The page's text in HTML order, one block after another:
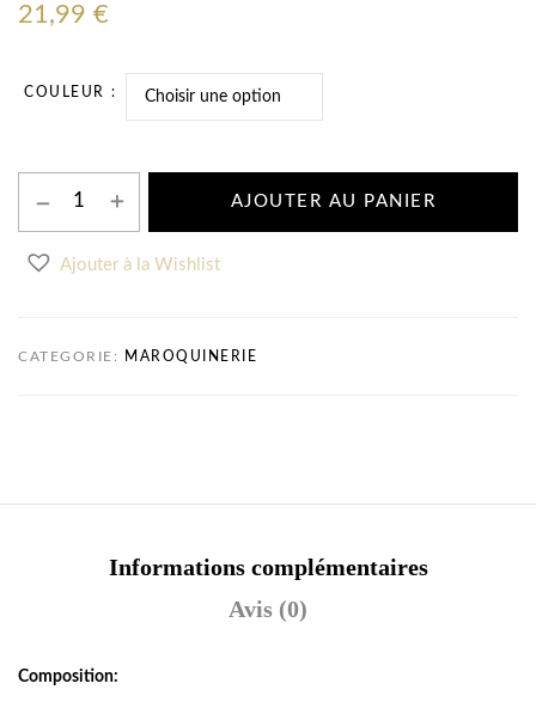
21,99 €
COULEUR
AJOUTER AU PANIER
Ajouter à la Wishlist
CATEGORIE: MAROQUINERIE
Informations complémentaires
Avis (0)
Composition: